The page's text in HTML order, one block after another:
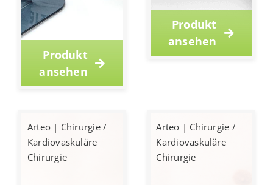
Produkt
ansehen
Produkt
ansehen
Arteo | Chirurgie /
Kardiovaskuläre
Chirurgie
Arteo | Chirurgie /
Kardiovaskuläre
Chirurgie